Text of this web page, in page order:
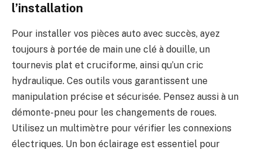
l’installation
Pour installer vos pièces auto avec succès, ayez
toujours à portée de main une clé à douille, un
tournevis plat et cruciforme, ainsi qu’un cric
hydraulique. Ces outils vous garantissent une
manipulation précise et sécurisée. Pensez aussi à un
démonte-pneu pour les changements de roues.
Utilisez un multimètre pour vérifier les connexions
électriques. Un bon éclairage est essentiel pour